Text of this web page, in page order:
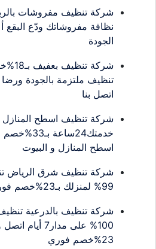
نظافة مفروشاتك ودّع البقع
الجودة
شركة
اتصل بنا
شركة تنظيف اسطح المنازل
خدمتك24ساعة
اسطح المنازل و البيوت
شركة تنظيف شرق الرياض
99% لمنزلك بـ23%خصم فوري
شركة تنظيف بالدرعية
100% على مدار7
23%خصم فوري